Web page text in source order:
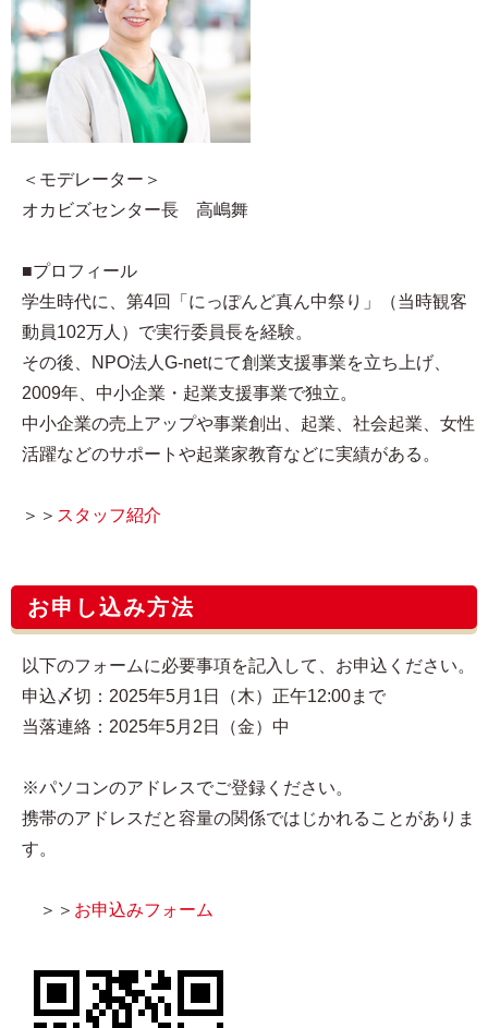
＜モデレーター＞
オカビズセンター長 高嶋舞
■プロフィール
学生時代に、第4回「にっぽんど真ん中祭り」（当時観客
動員102万人）で実行委員長を経験。
その後、NPO法人G-netにて創業支援事業を立ち上げ、
2009年、中小企業・起業支援事業で独立。
中小企業の売上アップや事業創出、起業、社会起業、女性
活躍などのサポートや起業家教育などに実績がある。
＞＞ スタッフ紹介
お申し込み方法
以下のフォームに必要事項を記入して、お申込ください。
申込〆切：2025年5月1日（木）正午12:00まで
当落連絡：2025年5月2日（金）中
※パソコンのアドレスでご登録ください。
携帯のアドレスだと容量の関係ではじかれることがありま
す。
＞＞ お申込みフォーム